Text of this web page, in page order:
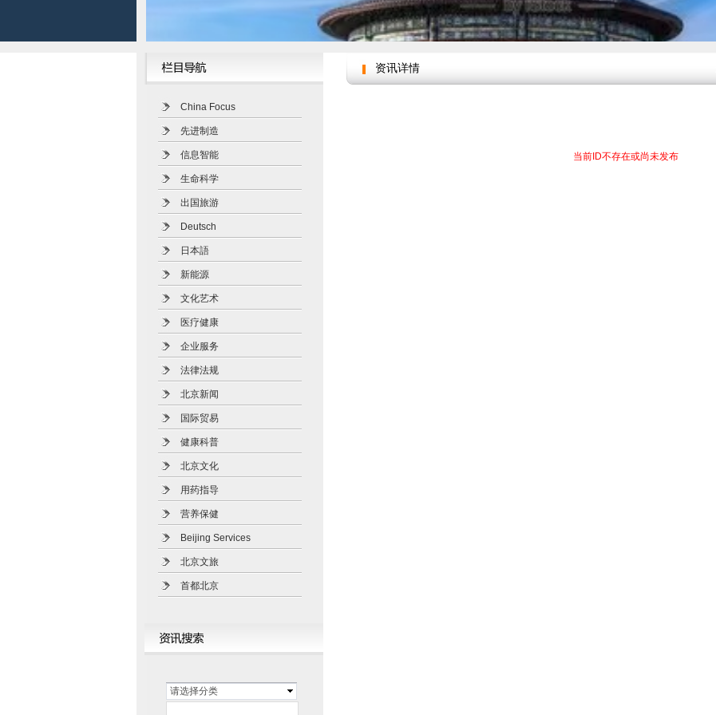
China Focus
先进制造
信息智能
生命科学
出国旅游
Deutsch
日本語
新能源
文化艺术
医疗健康
企业服务
法律法规
北京新闻
国际贸易
健康科普
北京文化
用药指导
营养保健
Beijing Services
北京文旅
首都北京
请选择分类
资讯详情
当前ID不存在或尚未发布